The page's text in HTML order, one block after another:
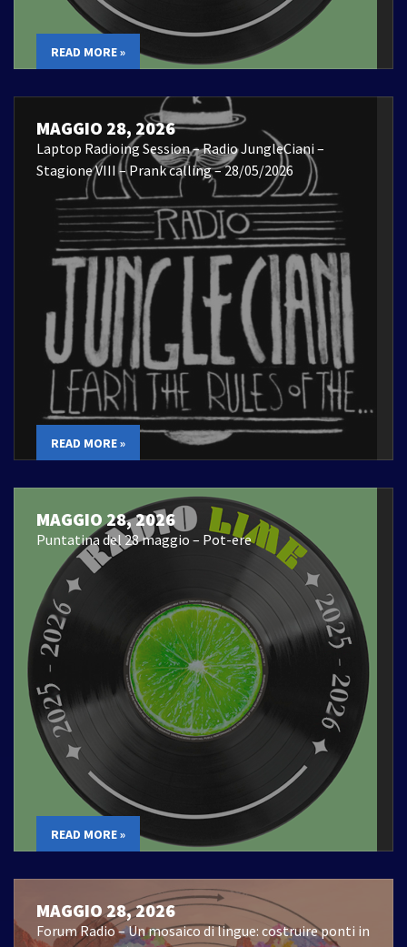
READ MORE »
MAGGIO 28, 2026
Laptop Radioing Session – Radio JungleCiani –
Stagione VIII – Prank calling – 28/05/2026
READ MORE »
MAGGIO 28, 2026
Puntatina del 28 maggio – Pot-ere
READ MORE »
MAGGIO 28, 2026
Forum Radio – Un mosaico di lingue: costruire ponti in